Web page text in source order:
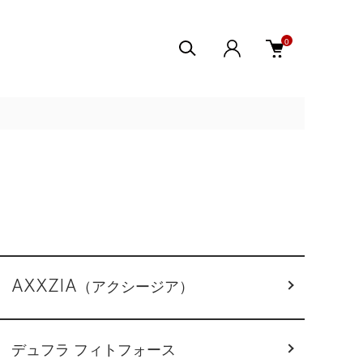
0
AXXZIA（アクシージア）
デュフラ フィトフォース